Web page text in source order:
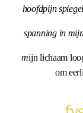
hoofdpijn
spanning in
mijn lichaam
om